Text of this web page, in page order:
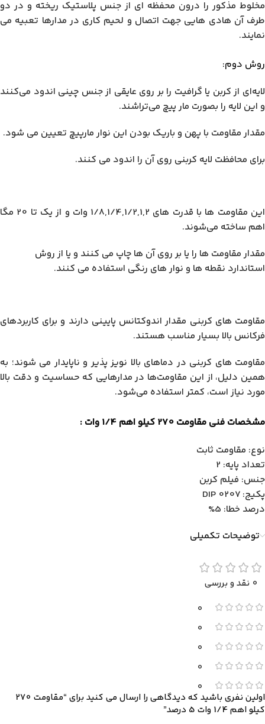
مخلوط مذکور را درون محفظه ای از جنس پلاستیک ریخته و در دو
طرف آن هادی هایی جهت اتصال و لحیم کاری در مدارها تعبیه می
نمایند.
روش دوم:
لایه‌ای از کربن یا گرافیت را بر روی عایقی از جنس چینی اندود می‌کنند
و این لایه را بصورت مار پیچ می‌تراشند.
مقدار مقاومت با پهن و باریک بودن این نوار مارپیچ تعیین می شود.
برای محافظت لایه کربنی روی آن را اندود می کنند.
این مقاومت ها با قدرت های 1/8,1/4,1/2,1,2 وات و از یک تا 20 مگا
اهم ساخته می‌شوند.
مقدار مقاومت ها را یا بر روی آن ها چاپ می کنند و یا از روش
استاندارد نقطه ها و نوار های رنگی استفاده می کنند.
مقاومت‌ های کربنی مقدار اندوکتانس پایینی دارند و برای کاربردهای
فرکانس بالا بسیار مناسب هستند.
مقاومت‌ های کربنی در دماهای بالا نویز پذیر و ناپایدار می شوند؛ به
همین دلیل، از این مقاومت‌ها در مدارهایی که حساسیت و دقت بالا
مورد نیاز است، کمتر استفاده می‌شود.
مشخصات فنی مقاومت 270 کیلو اهم 1/4 وات :
نوع: مقاومت ثابت
تعداد پایه: 2
جنس: فیلم کربن
پکیج: DIP 0207
درصد خطا: 5%
توضیحات تکمیلی
0 نقد و بررسی
0
0
0
0
0
اولین نفری باشید که دیدگاهی را ارسال می کنید برای “مقاومت 270
کیلو اهم 1/4 وات 5 درصد”